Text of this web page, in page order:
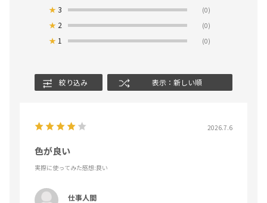
★3 (0)
★ 2 (0)
★ 1 (0)
絞り込み 表示：新しい順
2026.7.6
色が良い
実際に使ってみた感想:良い
仕事人間